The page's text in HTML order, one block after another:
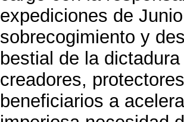
expediciones de
sobrecogimiento y
bestial de la
creadores,
beneficiarios a